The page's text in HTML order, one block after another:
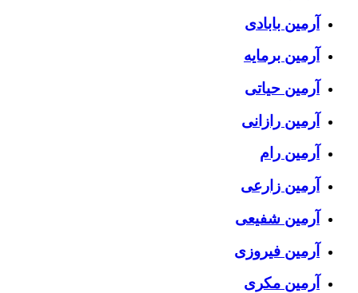
آرمین بابادی
آرمین برمایه
آرمین حیاتی
آرمین رازانی
آرمین رام
آرمین زارعی
آرمین شفیعی
آرمین فیروزی
آرمین مکری